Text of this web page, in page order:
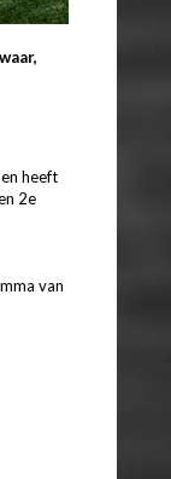
heeft
2e
van